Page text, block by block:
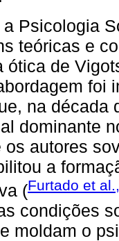
Psicologia
teóricas e
ótica de
foi
na
dominante
os autores
a
(Furtado et
condições
moldam o